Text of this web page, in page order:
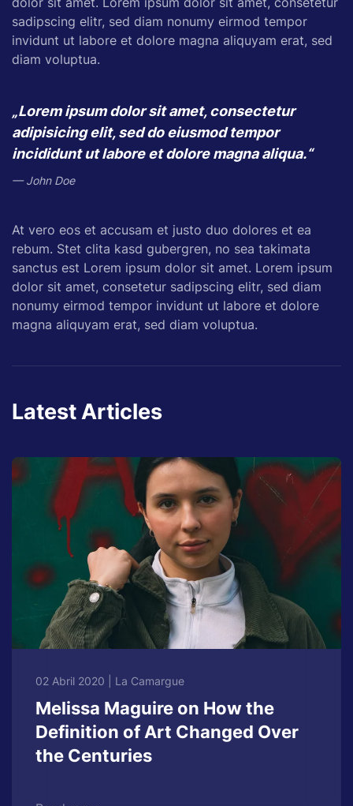
sadipscing elitr, sed diam nonumy eirmod tempor
invidunt ut labore et dolore magna aliquyam erat, sed
diam voluptua.
„Lorem ipsum dolor sit amet, consectetur
adipisicing elit, sed do eiusmod tempor
incididunt ut labore et dolore magna aliqua.“
John Doe
At vero eos et accusam et justo duo dolores et ea
rebum. Stet clita kasd gubergren, no sea takimata
sanctus est Lorem ipsum dolor sit amet. Lorem ipsum
dolor sit amet, consetetur sadipscing elitr, sed diam
nonumy eirmod tempor invidunt ut labore et dolore
magna aliquyam erat, sed diam voluptua.
Latest Articles
02 Abril 2020 La Camargue
Melissa Maguire on How the
Definition of Art Changed Over
the Centuries